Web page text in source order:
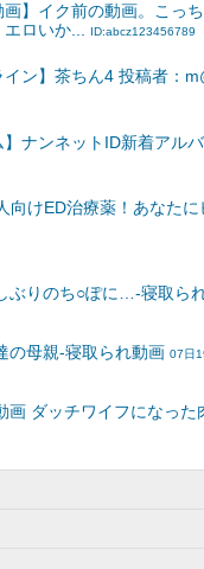
画】イク前の動画。こっ
ロいか...
ID:abcz123456789
イン】茶ちん4 投稿者：
】ナンネットID新着ア